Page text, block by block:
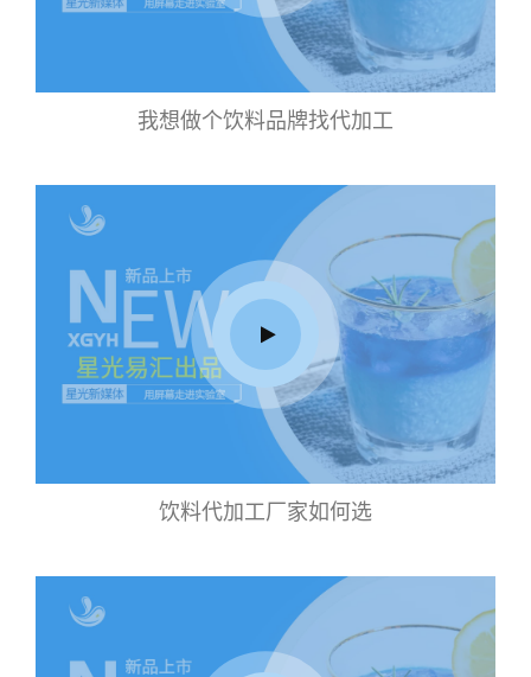
我想做个饮料品牌找代加工
饮料代加工厂家如何选